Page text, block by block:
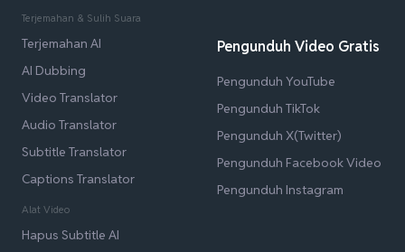
Terjemahan & Sulih Suara
Terjemahan AI
AI Dubbing
Video Translator
Audio Translator
Subtitle Translator
Captions Translator
Alat Video
Hapus Subtitle AI
Pengunduh Video Gratis
Pengunduh YouTube
Pengunduh TikTok
Pengunduh X(Twitter)
Pengunduh Facebook Video
Pengunduh Instagram